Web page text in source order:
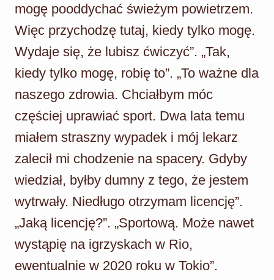
mogę pooddychać świeżym powietrzem.
Więc przychodzę tutaj, kiedy tylko mogę.
Wydaje się, że lubisz ćwiczyć”. „Tak,
kiedy tylko mogę, robię to”. „To ważne dla
naszego zdrowia. Chciałbym móc
częściej uprawiać sport. Dwa lata temu
miałem straszny wypadek i mój lekarz
zalecił mi chodzenie na spacery. Gdyby
wiedział, byłby dumny z tego, że jestem
wytrwały. Niedługo otrzymam licencję”.
„Jaką licencję?”. „Sportową. Może nawet
wystąpię na igrzyskach w Rio,
ewentualnie w 2020 roku w Tokio”.